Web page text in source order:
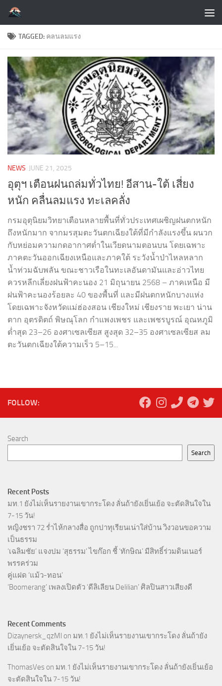
Skip to content
TAGGED: คลนลมแรง
NEWS JUNE 21, 2025
อุตุฯ เตือนฝนถล่มทั่วไทย! อีสาน-ใต้ เสี่ยง
หนัก คลื่นลมแรง ทะเลคลั่ง
กรมอุตุนิยมวิทยาเตือนหลายพื้นที่ทั่วประเทศเผชิญฝนตกหนัก
ถึงหนักมาก จากมรสุมตะวันตกเฉียงใต้ที่มีกำลังแรงขึ้น ผนวก
กับหย่อมความกดอากาศต่ำในเวียดนามตอนบน โดยเฉพาะ
ภาคตะวันออกเฉียงเหนือและภาคใต้ ระวังน้ำป่าไหลหลาก
น้ำท่วมฉับพลัน ขณะชาวเรือในทะเลอันดามันและอ่าวไทย
ควรหลีกเลี่ยงฝนฟ้าคะนอง 21 มิถุนายน 2568 – ภาคเหนือ มี
ฝนฟ้าคะนองร้อยละ 40 ของพื้นที่ และมีฝนตกหนักบางแห่ง
โดยเฉพาะจังหวัดแม่ฮ่องสอน เชียงใหม่ เชียงราย พะเยา น่าน
ตาก อุตรดิตถ์ พิษณุโลก กำแพงเพชร และเพชรบูรณ์ อุณหภูมิ
ต่ำสุด 23–26 องศาเซลเซียส สูงสุด 32–35 องศาเซลเซียส ลม
ตะวันตกเฉียงใต้ความเร็ว 5–15...
FOLLOW:
Search
Search
Recent Posts
มท.1 ยังไม่เห็นรายงานเขากระโดง ลั่นถ้ายังเยิ่นเย้อ จะตัดสินใจใน
7-15 วัน!
หญิงชรา 72 ร่ำไห้กลางสื่อ ถูกปาทุเรียนเน่าใส่บ้าน วิงวอนขอความ
เป็นธรรม
‘เฉลิมชัย’ แจงปม ‘สุธรรม’ ไขก๊อก ชี้ ‘ทักษิณ’ มีสิทธิ์ร่วมดินเนอร์
พรรคร่วม
คู่แฝด ‘แม้ว-ทอน’
‘Boomerang’ เพลงเปิดตัว ‘ดีลิเลียน Delilian’ ศิลปินสาวเสียงดี
Recent Comments
Dizaynersk_qzMl on มท.1 ยังไม่เห็นรายงานเขากระโดง ลั่นถ้ายัง
เยิ่นเย้อ จะตัดสินใจใน 7-15 วัน!
ThomasVes on มท.1 ยังไม่เห็นรายงานเขากระโดง ลั่นถ้ายังเยิ่นเย้อ
จะตัดสินใจใน 7-15 วัน!